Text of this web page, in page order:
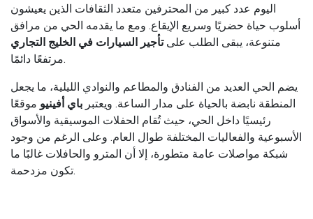
اليوم عدد كبير من المحترفين متعدد الثقافات الذين يعيشون
أسلوب حياة حضريًا وسريع الإيقاع. ومع ما يقدمه الحي من مرافق
متنوعة، يبقى الطلب علىتأجير السيارات في الخليج التجاري
مرتفعًا دائمًا.
يضم الحي العديد من الفنادق والمطاعم والنوادي الليلية، ما يجعل
المنطقة نابضة بالحياة على مدار الساعة. ويعتبر باي أفينيو موقعًا
رئيسيًا داخل الحي، حيث تُقام الحفلات الموسيقية والأسواق
الأسبوعية والفعاليات المختلفة طوال العام. وعلى الرغم من وجود
شبكة مواصلات عامة متطورة، إلا أن المترو والحافلات غالبًا ما
تكون مزدحمة.